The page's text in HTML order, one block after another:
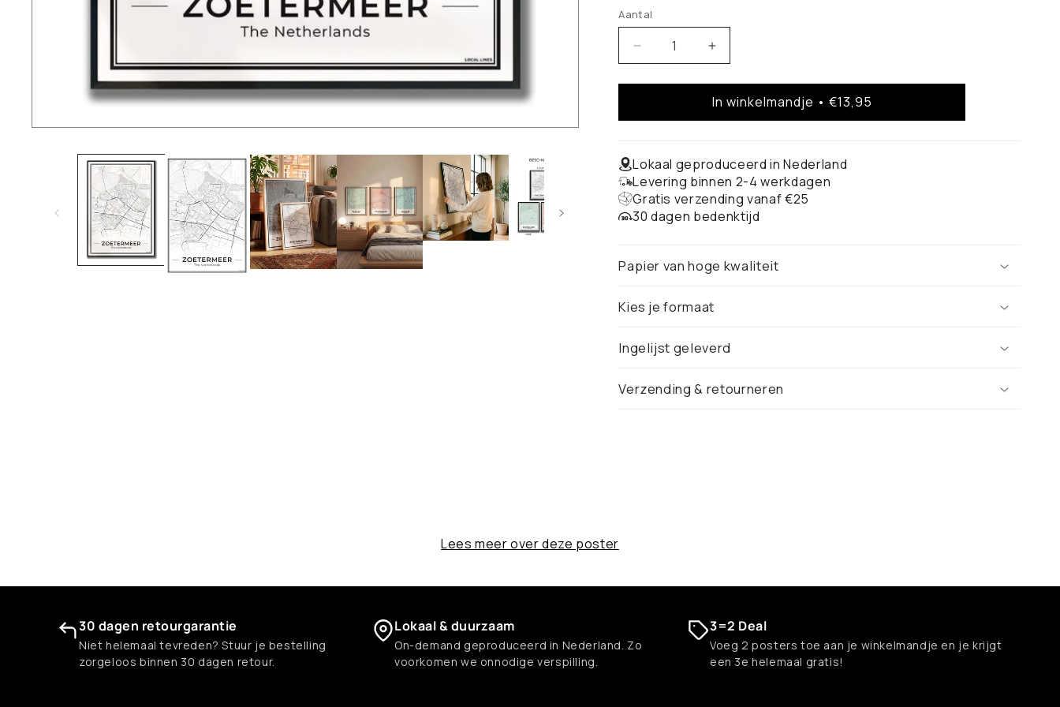
Aantal
Aantal
verlagen
voor
Stadskaart
Aantal
verhogen
voor
Zoetermeer
Stadskaart
In winkelmandje • €13,95
Lokaal geproduceerd in Nederland
Levering binnen 2-4 werkdagen
Gratis verzending vanaf €25
30 dagen bedenktijd
Papier van hoge kwaliteit
Kies je formaat
Ingelijst geleverd
Verzending & retourneren
Lees meer over deze poster
30 dagen retourgarantie
Niet helemaal tevreden? Stuur je bestelling
zorgeloos binnen 30 dagen retour.
Lokaal & duurzaam
On-demand geproduceerd in Nederland. Zo
voorkomen we onnodige verspilling.
3=2 Deal
Voeg 2 posters toe aan je winkelmandje en je krijgt
een 3e helemaal gratis!